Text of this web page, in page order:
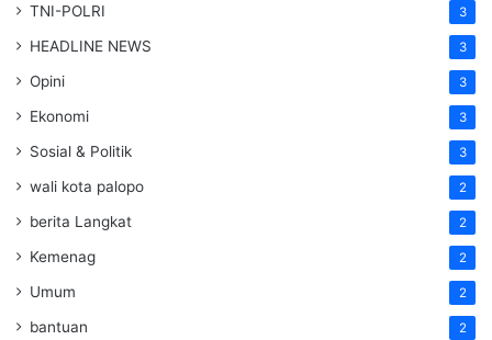
TNI-POLRI 3
HEADLINE NEWS 3
Opini 3
Ekonomi 3
Sosial & Politik 3
wali kota palopo 2
berita Langkat 2
Kemenag 2
Umum 2
bantuan 2